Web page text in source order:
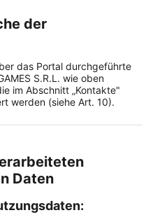
der
das Portal durchgeführte
S.R.L. wie oben
im Abschnitt „Kontakte"
werden (siehe Art. 10).
Daten